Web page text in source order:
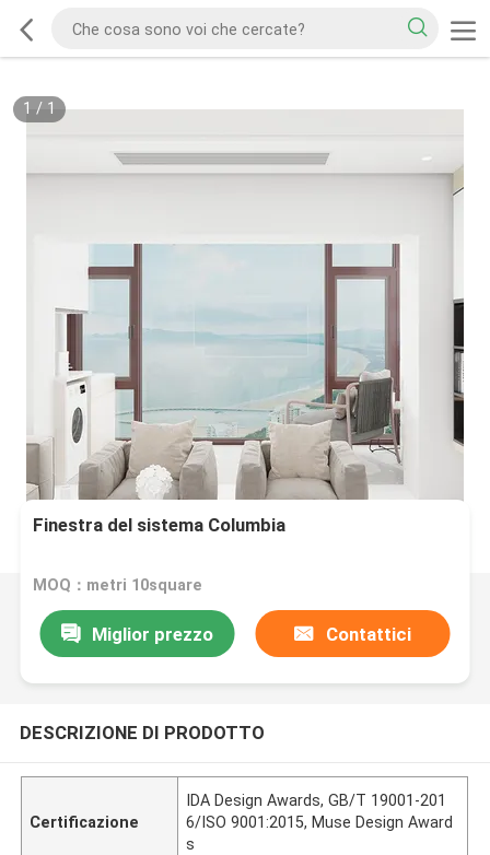
1 / 1
Finestra del sistema Columbia
MOQ：metri 10square
Miglior prezzo Contattici
DESCRIZIONE DI PRODOTTO
Certificazione
IDA Design Awards, GB/T 19001-201
6/ISO 9001:2015, Muse Design Award
s